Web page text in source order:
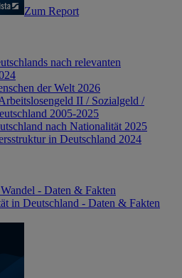
Zum Report
nach relevanten
der Welt 2026
II / Sozialgeld /
2005-2025
nach Nationalität 2025
in Deutschland 2024
- Daten & Fakten
in Deutschland - Daten & Fakten